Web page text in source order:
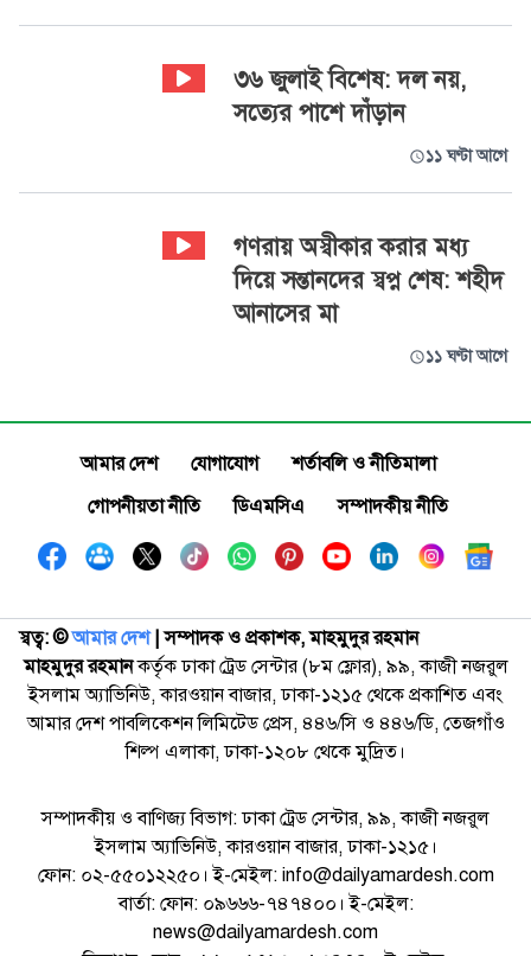
৩৬ জুলাই বিশেষ: দল নয়,
সত্যের পাশে দাঁড়ান
১১ ঘণ্টা আগে
গণরায় অস্বীকার করার মধ্য
দিয়ে সন্তানদের স্বপ্ন শেষ: শহীদ
আনাসের মা
১১ ঘণ্টা আগে
আমার দেশ যোগাযোগ
শর্তাবলি ও নীতিমালা
গোপনীয়তা নীতি
ডিএমসিএ সম্পাদকীয় নীতি
স্বত্ব: ©️আমার দেশ| সম্পাদক ও প্রকাশক, মাহমুদুর রহমান
মাহমুদুর রহমানকর্তৃক ঢাকা ট্রেড সেন্টার (৮ম ফ্লোর), ৯৯, কাজী নজরুল
ইসলাম অ্যাভিনিউ, কারওয়ান বাজার, ঢাকা-১২১৫ থেকে প্রকাশিত এবং
আমার দেশ পাবলিকেশন লিমিটেড প্রেস, ৪৪৬/সি ও ৪৪৬/ডি, তেজগাঁও
শিল্প এলাকা, ঢাকা-১২০৮ থেকে মুদ্রিত।
সম্পাদকীয় ও বাণিজ্য বিভাগ: ঢাকা ট্রেড সেন্টার, ৯৯, কাজী নজরুল
ইসলাম অ্যাভিনিউ, কারওয়ান বাজার, ঢাকা-১২১৫।
ফোন: ০২-৫৫০১২২৫০। ই-মেইল: info@dailyamardesh.com
বার্তা: ফোন: ০৯৬৬৬-৭৪৭৪০০। ই-মেইল:
news@dailyamardesh.com